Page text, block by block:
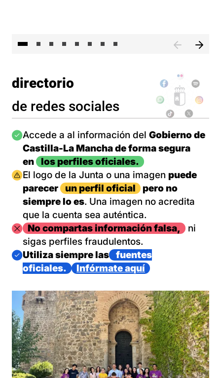
directorio
de redes sociales
Imagen
Accede a al información del Gobierno de
Castilla-La Mancha de forma segura
en
los perfiles oficiales.
Imagen
El logo de la Junta o una imagen puede
parecer
un perfil oficial
pero no
siempre lo es. Una imagen no acredita
que la cuenta sea auténtica.
ImagenNo compartas información falsa,
ni
sigas perfiles fraudulentos.
Imagen
Utiliza siempre las
fuentes
oficiales.
Infórmate aquí